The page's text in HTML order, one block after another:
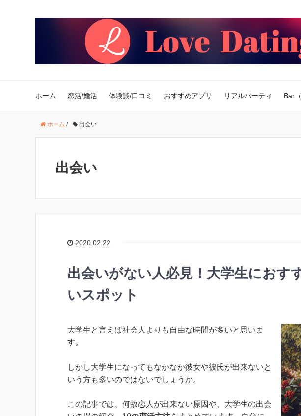
ホーム 恋活/婚活 体験談/口コミ おすすめアプリ リアルパーティ Bar
ホーム / 出会い
出会い
2020.02.22
出会いがない人必見！大学生におす
いスポット
大学生と言えば社会人よりも自由な時間が多いと思いま
す。
しかし大学生になってもなかなか彼女や彼氏が出来ないと
いう方も多いのではないでしょうか。
この記事では、何故恋人が出来ない原因や、大学生の出会